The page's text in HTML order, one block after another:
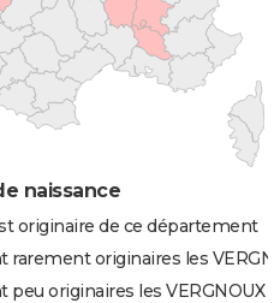
naissance
originaire de ce département
originaires les
originaires les VERGNOUX